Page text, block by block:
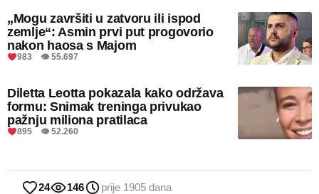
„Mogu završiti u zatvoru ili ispod
zemlje“: Asmin prvi put progovorio
nakon haosa s Majom
983 👁 55.697
Diletta Leotta pokazala kako održava
formu: Snimak treninga privukao
pažnju miliona pratilaca
895 👁 52.260
24 146 prije 1905 dana